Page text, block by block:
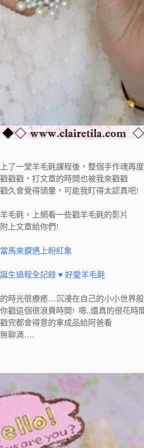
了一堂羊毛氈課程後，整個手作魂再
戳戳，打文章的時間也被我來戳戳
久會覺得頭暈，可能我盯得太認真吧!
毛氈，上網看一些戳羊毛氈的影片
上文章給你們!
馬來貘遇上粉紅象
生過程全記錄 ♥ 好愛羊毛氈
時光很療癒…沉浸在自己的小小世界般
戳這個很浪費時間! 嗯..還真的很花時
完都會得意的拿成品給阿爸看
無聊滴….